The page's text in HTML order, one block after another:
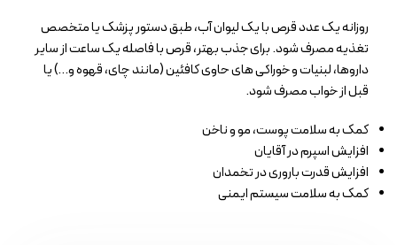
روزانه یک عدد قرص با یک لیوان آب، طبق دستور پزشک یا متخصص
تغذیه مصرف شود. برای جذب بهتر، قرص با فاصله یک ساعت از سایر
داروها، لبنیات و خوراکی های حاوی کافئین (مانند چای، قهوه و…) یا
قبل از خواب مصرف شود.
کمک به سلامت پوست، مو و ناخن
افزایش اسپرم در آقایان
افزایش قدرت باروری در تخمدان
کمک به سلامت سیستم ایمنی